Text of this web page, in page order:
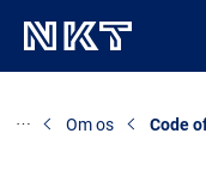
Om os Code